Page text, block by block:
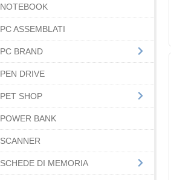
NOTEBOOK
PC ASSEMBLATI
PC BRAND
PEN DRIVE
PET SHOP
POWER BANK
SCANNER
SCHEDE DI MEMORIA